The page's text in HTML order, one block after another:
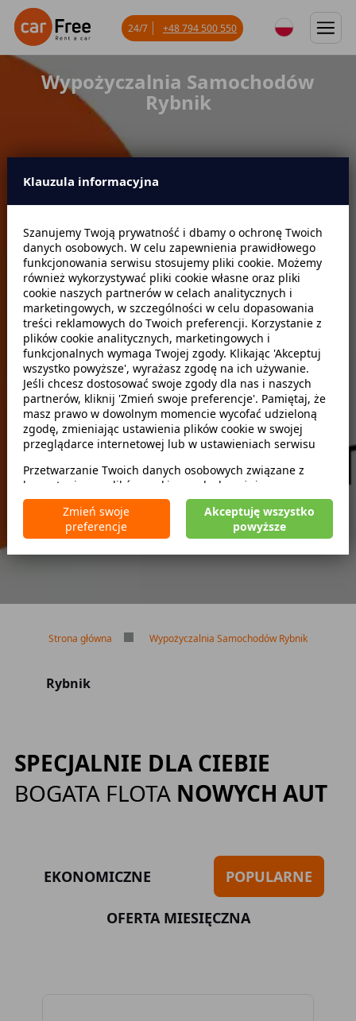
Wypożyczalnia Samochodów
Rybnik
Data odbioru Godzina
Data zwrotu Godzina
Szukaj
zwróć w innym miejscu
Brak limitu kilometrów
Bezpłatne odwołanie rezerwacji
24/7 +48 794 500 550
Strona główna Wypożyczalnia Samochodów Rybnik
Rybnik
SPECJALNIE DLA CIEBIE
BOGATA FLOTA NOWYCH AUT
EKONOMICZNE POPULARNE
OFERTA MIESIĘCZNA
Klauzula informacyjna
Szanujemy Twoją prywatność i dbamy o ochronę Twoich
danych osobowych. W celu zapewnienia prawidłowego
funkcjonowania serwisu stosujemy pliki cookie. Możemy
również wykorzystywać pliki cookie własne oraz pliki
cookie naszych partnerów w celach analitycznych i
marketingowych, w szczególności w celu dopasowania
treści reklamowych do Twoich preferencji. Korzystanie z
plików cookie analitycznych, marketingowych i
funkcjonalnych wymaga Twojej zgody. Klikając 'Akceptuj
wszystko powyższe', wyrażasz zgodę na ich używanie.
Jeśli chcesz dostosować swoje zgody dla nas i naszych
partnerów, kliknij 'Zmień swoje preferencje'. Pamiętaj, że
masz prawo w dowolnym momencie wycofać udzieloną
zgodę, zmieniając ustawienia plików cookie w swojej
przeglądarce internetowej lub w ustawieniach serwisu
Przetwarzanie Twoich danych osobowych związane z
korzystaniem z plików cookie w celach wyżej
wymienionych jest prowadzone przez CarFree sp. z o.o. z
siedzibą w Warszawie (02-677), ul. Cybernetyki 5,
będącego administratorem danych. W niektórych
dotyczące Twoich uprawnień, zawarte są w naszej
Zmień swoje
preferencje
Akceptuję wszystko
powyższe